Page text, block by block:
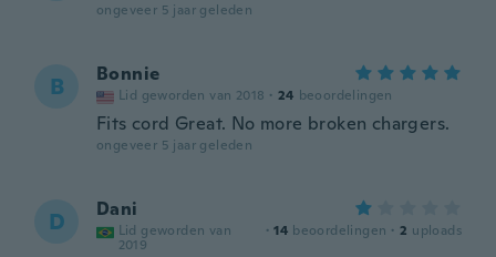
ongeveer 5 jaar geleden
B Bonnie
Lid geworden van 2018 · 24 beoordelingen
Fits cord Great. No more broken chargers.
ongeveer 5 jaar geleden
D Dani
Lid geworden van
2019
· 14 beoordelingen · 2 uploads